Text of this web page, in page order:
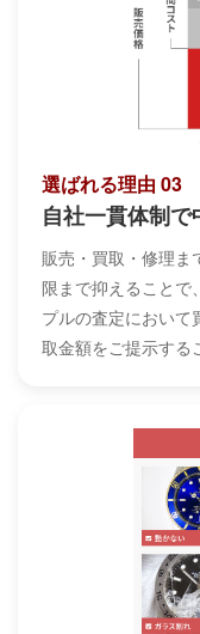
選ばれる理由 03
自社一貫体制
販売・買取・修理ま
限まで抑えることで
プルの査定において
取金額をご提示する